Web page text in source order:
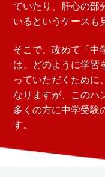
ていたり、肝心の部
いるというケースも
そこで、改めて「中
は、どのように学習
っていただくために
なりますが、このハ
多くの方に中学受験
す。